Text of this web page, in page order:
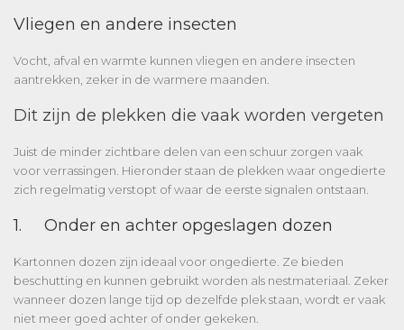
Vliegen en andere insecten
Vocht, afval en warmte kunnen vliegen en andere insecten
aantrekken, zeker in de warmere maanden.
Dit zijn de plekken die vaak worden vergeten
Juist de minder zichtbare delen van een schuur zorgen vaak
voor verrassingen. Hieronder staan de plekken waar ongedierte
zich regelmatig verstopt of waar de eerste signalen ontstaan.
1. Onder en achter opgeslagen dozen
Kartonnen dozen zijn ideaal voor ongedierte. Ze bieden
beschutting en kunnen gebruikt worden als nestmateriaal. Zeker
wanneer dozen lange tijd op dezelfde plek staan, wordt er vaak
niet meer goed achter of onder gekeken.